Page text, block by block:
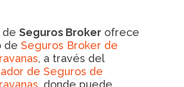
de Seguros Broker ofrece
de Seguros Broker de
, a través del
de Seguros de
, donde puede